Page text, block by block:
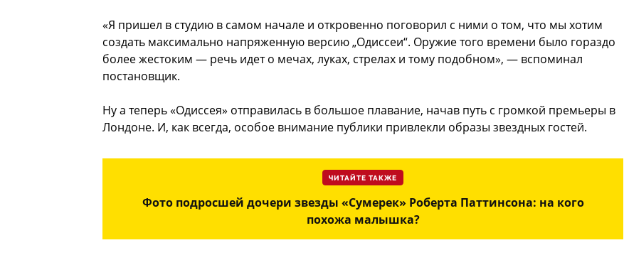
«Я пришел в студию в самом начале и откровенно поговорил с ними о том, что мы хотим
создать максимально напряженную версию „Одиссеи“. Оружие того времени было гораздо
более жестоким — речь идет о мечах, луках, стрелах и тому подобном», — вспоминал
постановщик.
Ну а теперь «Одиссея» отправилась в большое плавание, начав путь с громкой премьеры в
Лондоне. И, как всегда, особое внимание публики привлекли образы звездных гостей.
ЧИТАЙТЕ ТАКЖЕ
Фото подросшей дочери звезды «Сумерек» Роберта Паттинсона: на кого
похожа малышка?